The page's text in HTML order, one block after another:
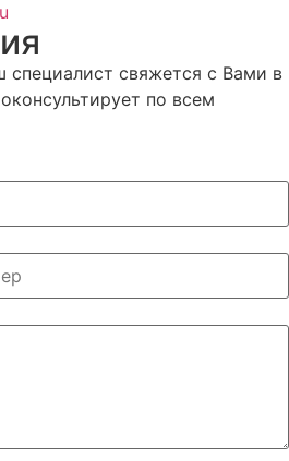
специалист свяжется с Вами в
по всем